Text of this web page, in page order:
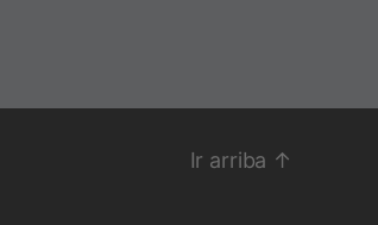
Ir arriba ↑